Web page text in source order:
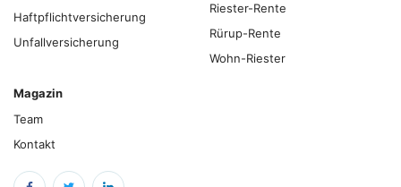
Haftpflichtversicherung
Unfallversicherung
Riester-Rente
Rürup-Rente
Wohn-Riester
Magazin
Team
Kontakt